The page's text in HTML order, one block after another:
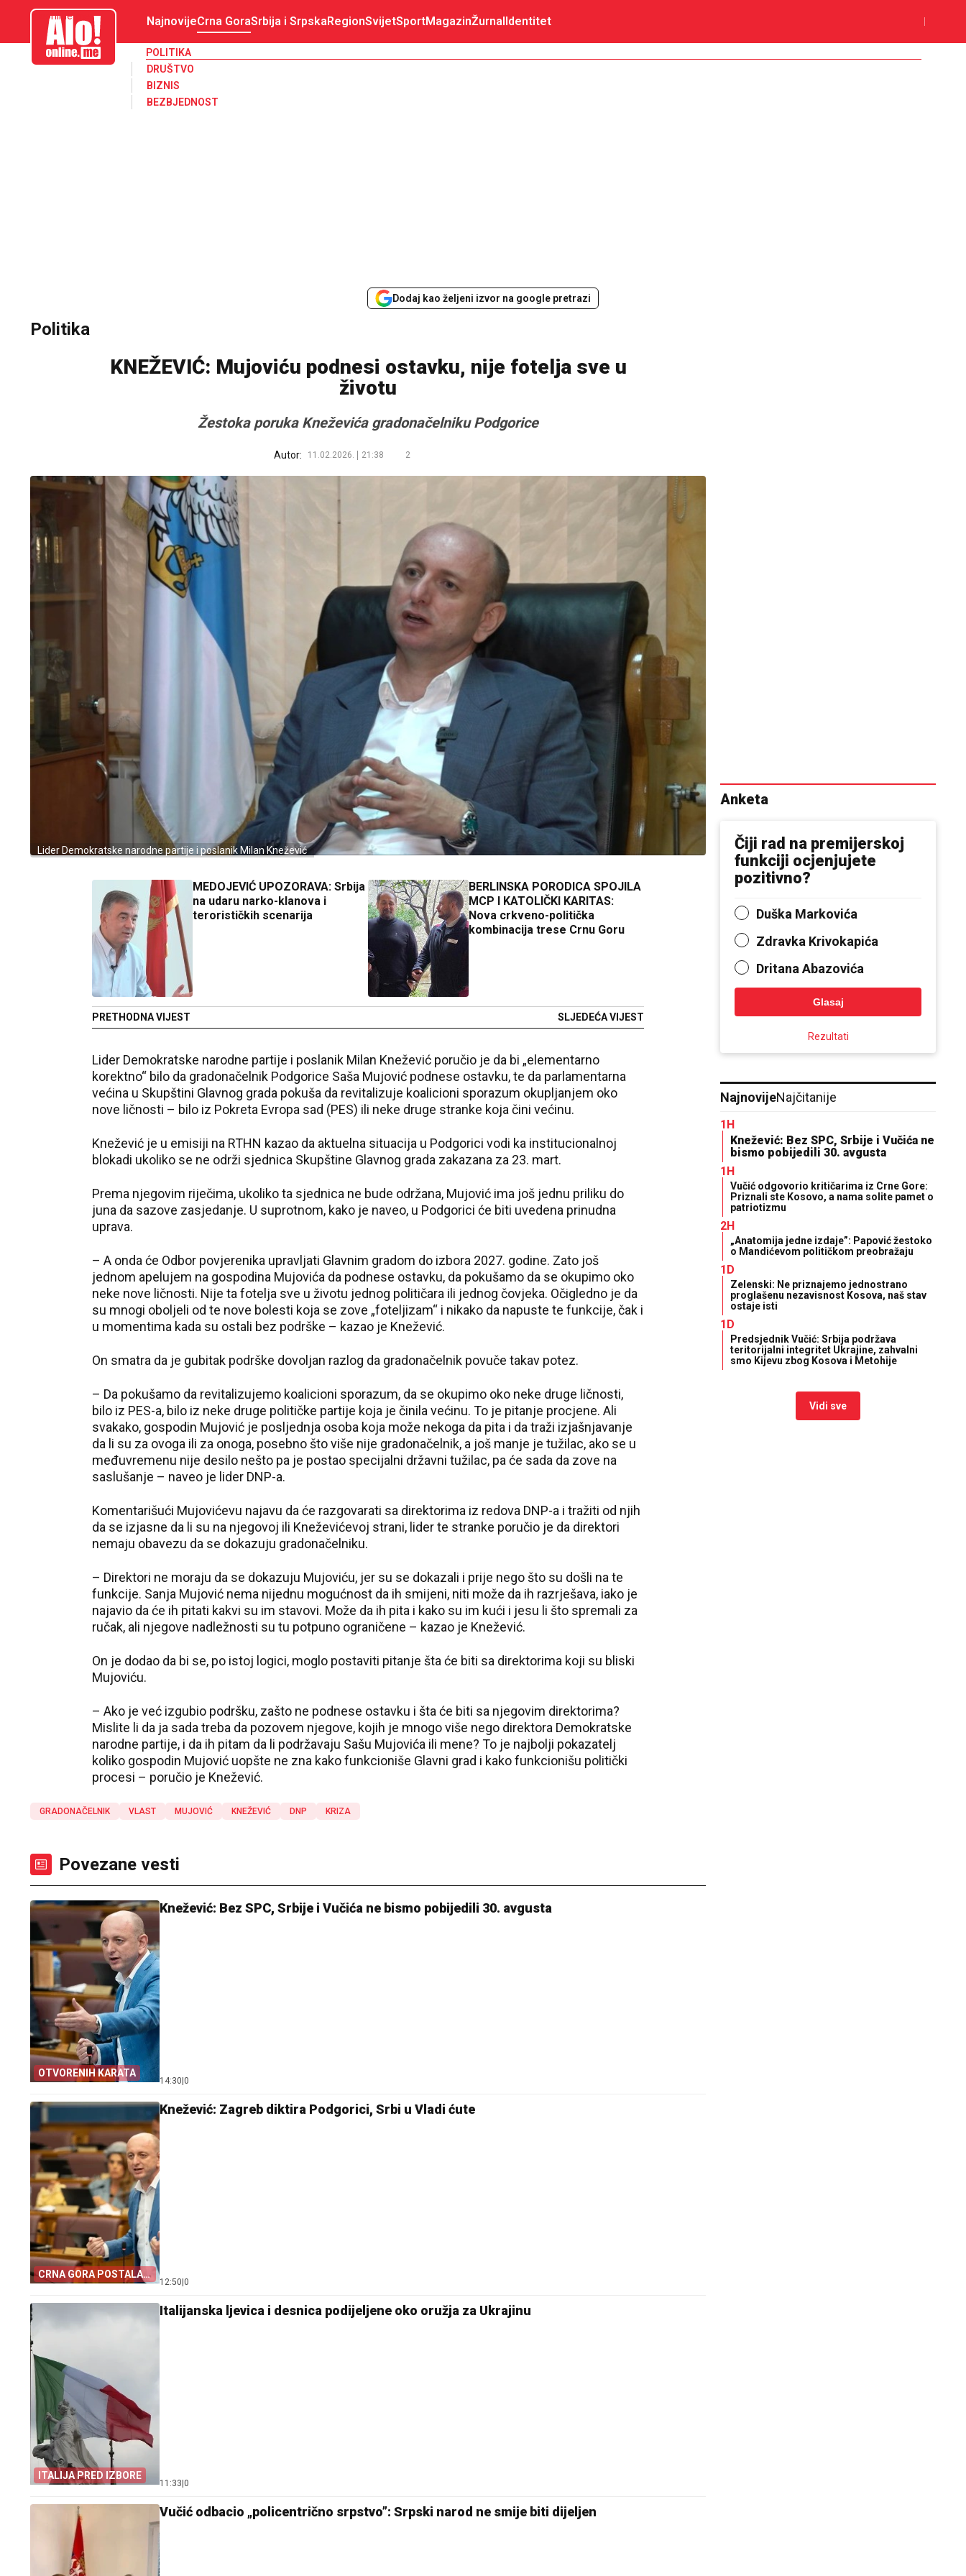
aloonline.me NajnovijeCrna GoraSrbija i SrpskaRegionSvijetSportMagazinŽurnalIdentitet
POLITIKA
DRUŠTVO
BIZNIS
BEZBJEDNOST
Dodaj kao željeni izvor na google pretrazi
Politika
KNEŽEVIĆ: Mujoviću podnesi ostavku, nije fotelja sve u
životu
Žestoka poruka Kneževića gradonačelniku Podgorice
Autor: 11.02.2026. 21:38 2
Lider Demokratske narodne partije i poslanik Milan Knežević
MEDOJEVIĆ UPOZORAVA: Srbija
na udaru narko-klanova i
terorističkih scenarija
PRETHODNA VIJEST
BERLINSKA PORODICA SPOJILA
MCP I KATOLIČKI KARITAS:
Nova crkveno-politička
kombinacija trese Crnu Goru
SLJEDEĆA VIJEST
Lider Demokratske narodne partije i poslanik Milan Knežević poručio je da bi „elementarno
korektno“ bilo da gradonačelnik Podgorice Saša Mujović podnese ostavku, te da parlamentarna
većina u Skupštini Glavnog grada pokuša da revitalizuje koalicioni sporazum okupljanjem oko
nove ličnosti – bilo iz Pokreta Evropa sad (PES) ili neke druge stranke koja čini većinu.
Knežević je u emisiji na RTHN kazao da aktuelna situacija u Podgorici vodi ka institucionalnoj
blokadi ukoliko se ne održi sjednica Skupštine Glavnog grada zakazana za 23. mart.
Prema njegovim riječima, ukoliko ta sjednica ne bude održana, Mujović ima još jednu priliku do
juna da sazove zasjedanje. U suprotnom, kako je naveo, u Podgorici će biti uvedena prinudna
uprava.
– A onda će Odbor povjerenika upravljati Glavnim gradom do izbora 2027. godine. Zato još
jednom apelujem na gospodina Mujovića da podnese ostavku, da pokušamo da se okupimo oko
neke nove ličnosti. Nije ta fotelja sve u životu jednog političara ili jednog čovjeka. Očigledno je da
su mnogi oboljeli od te nove bolesti koja se zove „foteljizam“ i nikako da napuste te funkcije, čak i
u momentima kada su ostali bez podrške – kazao je Knežević.
On smatra da je gubitak podrške dovoljan razlog da gradonačelnik povuče takav potez.
– Da pokušamo da revitalizujemo koalicioni sporazum, da se okupimo oko neke druge ličnosti,
bilo iz PES-a, bilo iz neke druge političke partije koja je činila većinu. To je pitanje procjene. Ali
svakako, gospodin Mujović je posljednja osoba koja može nekoga da pita i da traži izjašnjavanje
da li su za ovoga ili za onoga, posebno što više nije gradonačelnik, a još manje je tužilac, ako se u
međuvremenu nije desilo nešto pa je postao specijalni državni tužilac, pa će sada da zove na
saslušanje – naveo je lider DNP-a.
Komentarišući Mujovićevu najavu da će razgovarati sa direktorima iz redova DNP-a i tražiti od njih
da se izjasne da li su na njegovoj ili Kneževićevoj strani, lider te stranke poručio je da direktori
nemaju obavezu da se dokazuju gradonačelniku.
– Direktori ne moraju da se dokazuju Mujoviću, jer su se dokazali i prije nego što su došli na te
funkcije. Sanja Mujović nema nijednu mogućnost da ih smijeni, niti može da ih razrješava, iako je
najavio da će ih pitati kakvi su im stavovi. Može da ih pita i kako su im kući i jesu li što spremali za
ručak, ali njegove nadležnosti su tu potpuno ograničene – kazao je Knežević.
On je dodao da bi se, po istoj logici, moglo postaviti pitanje šta će biti sa direktorima koji su bliski
Mujoviću.
– Ako je već izgubio podršku, zašto ne podnese ostavku i šta će biti sa njegovim direktorima?
Mislite li da ja sada treba da pozovem njegove, kojih je mnogo više nego direktora Demokratske
narodne partije, i da ih pitam da li podržavaju Sašu Mujovića ili mene? To je najbolji pokazatelj
koliko gospodin Mujović uopšte ne zna kako funkcioniše Glavni grad i kako funkcionišu politički
procesi – poručio je Knežević.
GRADONAČELNIK VLAST MUJOVIĆ KNEŽEVIĆ DNP KRIZA
Povezane vesti
OTVORENIH KARATA
Knežević: Bez SPC, Srbije i Vučića ne bismo pobijedili 30. avgusta
14:30 0
CRNA GORA POSTALA
TALAC HRVATSKE
Knežević: Zagreb diktira Podgorici, Srbi u Vladi ćute
12:50 0
ITALIJA PRED IZBORE
Italijanska ljevica i desnica podijeljene oko oružja za Ukrajinu
11:33 0
Vučić odbacio „policentrično srpstvo”: Srpski narod ne smije biti dijeljen
Anketa
Čiji rad na premijerskoj
funkciji ocjenjujete
pozitivno?
Duška Markovića
Zdravka Krivokapića
Dritana Abazovića
Glasaj
Rezultati
NajnovijeNajčitanije
1H
Knežević: Bez SPC, Srbije i Vučića ne
bismo pobijedili 30. avgusta
1H
Vučić odgovorio kritičarima iz Crne Gore:
Priznali ste Kosovo, a nama solite pamet o
patriotizmu
2H
„Anatomija jedne izdaje”: Papović žestoko
o Mandićevom političkom preobražaju
1D
Zelenski: Ne priznajemo jednostrano
proglašenu nezavisnost Kosova, naš stav
ostaje isti
1D
Predsjednik Vučić: Srbija podržava
teritorijalni integritet Ukrajine, zahvalni
smo Kijevu zbog Kosova i Metohije
Vidi sve